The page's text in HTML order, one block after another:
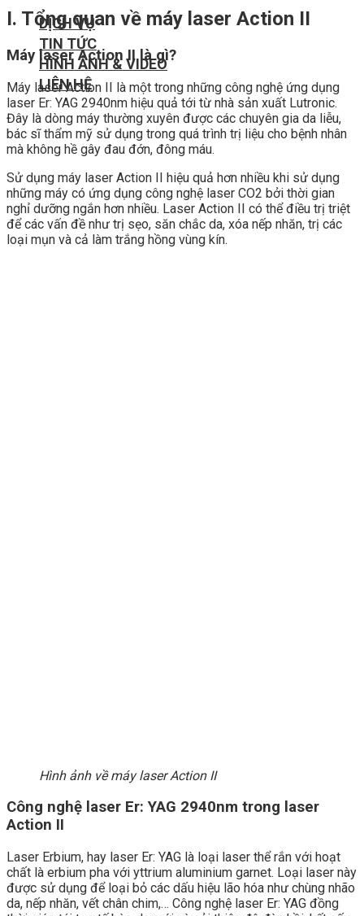
DỊCH VỤ
TIN TỨC
HÌNH ẢNH & VIDEO
LIÊN HỆ
I. Tổng quan về máy laser Action II
Máy laser Action II là gì?
Máy laser Action II là một trong những công nghệ ứng dụng
laser Er: YAG 2940nm hiệu quả tới từ nhà sản xuất Lutronic.
Đây là dòng máy thường xuyên được các chuyên gia da liễu,
bác sĩ thẩm mỹ sử dụng trong quá trình trị liệu cho bệnh nhân
mà không hề gây đau đớn, đông máu.
Sử dụng máy laser Action II hiệu quả hơn nhiều khi sử dụng
những máy có ứng dụng công nghệ laser CO2 bởi thời gian
nghỉ dưỡng ngắn hơn nhiều. Laser Action II có thể điều trị triệt
để các vấn đề như trị sẹo, săn chắc da, xóa nếp nhăn, trị các
loại mụn và cả làm trắng hồng vùng kín.
Hình ảnh về máy laser Action II
Công nghệ laser Er: YAG 2940nm trong laser
Action II
Laser Erbium, hay laser Er: YAG là loại laser thể rắn với hoạt
chất là erbium pha với yttrium aluminium garnet. Loại laser này
được sử dụng để loại bỏ các dấu hiệu lão hóa như chùng nhão
da, nếp nhăn, vết chân chim,… Công nghệ laser Er: YAG đồng